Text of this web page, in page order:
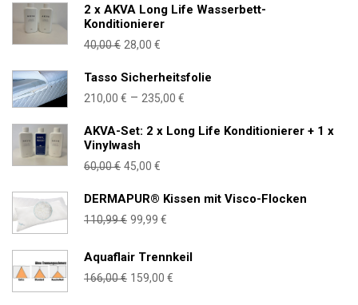
war:
110,99 €
ist:
2 x AKVA Long Life Wasserbett-
Konditionierer
40,00€ Ursprünglicher
war:
40,00 €
28,00 €
ist:
28,00 €.
Tasso Sicherheitsfolie
210,00 € – 235,00 €
bis
AKVA-Set: 2 x Long Life Konditionierer + 1 x
Vinylwash
60,00€ Ursprünglicher
war:
60,00 €
45,00 €
ist:
45,00 €.
DERMAPUR® Kissen mit Visco-Flocken
110,99€ Ursprünglicher
war:
110,99 €
99,99 €
ist:
99,99 €.
Aquaflair Trennkeil
166,00€ Ursprünglicher
159,00 €